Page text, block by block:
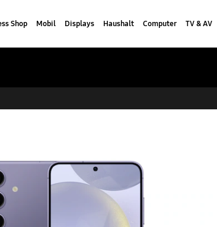
Shop Mobil Displays Haushalt Computer TV & AV